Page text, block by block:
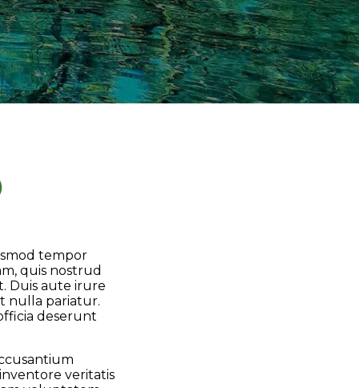
tempor
quis nostrud
Duis aute irure
nulla pariatur.
deserunt
veritatis